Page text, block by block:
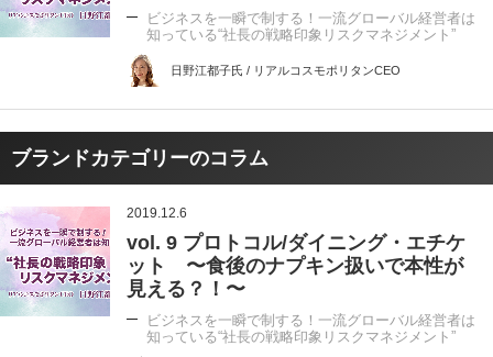
ビジネスを一瞬で制する！一流グローバル経営者は
知っている“社長の戦略印象リスクマネジメント”
日野江都子氏 / リアルコスモポリタンCEO
ブランドカテゴリーのコラム
2019.12.6
vol. 9 プロトコル/ダイニング・エチケ
ット 〜食後のナプキン扱いで本性が
見える？！〜
ビジネスを一瞬で制する！一流グローバル経営者は
知っている“社長の戦略印象リスクマネジメント”